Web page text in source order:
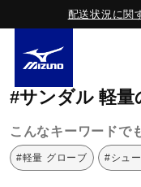
配送状況に関
ライフスタ
ミズノ公式オンライン
#サンダル 軽量
こんなキーワードで
#軽量 グローブ #シュ